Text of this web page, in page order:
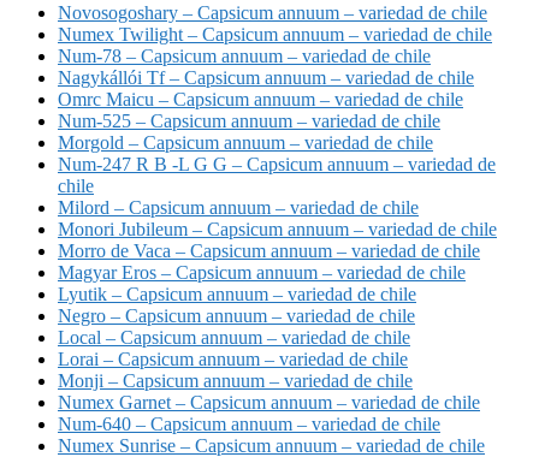
Novosogoshary – Capsicum annuum – variedad de chile
Numex Twilight – Capsicum annuum – variedad de chile
Num-78 – Capsicum annuum – variedad de chile
Nagykállói Tf – Capsicum annuum – variedad de chile
Omrc Maicu – Capsicum annuum – variedad de chile
Num-525 – Capsicum annuum – variedad de chile
Morgold – Capsicum annuum – variedad de chile
Num-247 R B -L G G – Capsicum annuum – variedad de
chile
Milord – Capsicum annuum – variedad de chile
Monori Jubileum – Capsicum annuum – variedad de chile
Morro de Vaca – Capsicum annuum – variedad de chile
Magyar Eros – Capsicum annuum – variedad de chile
Lyutik – Capsicum annuum – variedad de chile
Negro – Capsicum annuum – variedad de chile
Local – Capsicum annuum – variedad de chile
Lorai – Capsicum annuum – variedad de chile
Monji – Capsicum annuum – variedad de chile
Numex Garnet – Capsicum annuum – variedad de chile
Num-640 – Capsicum annuum – variedad de chile
Numex Sunrise – Capsicum annuum – variedad de chile